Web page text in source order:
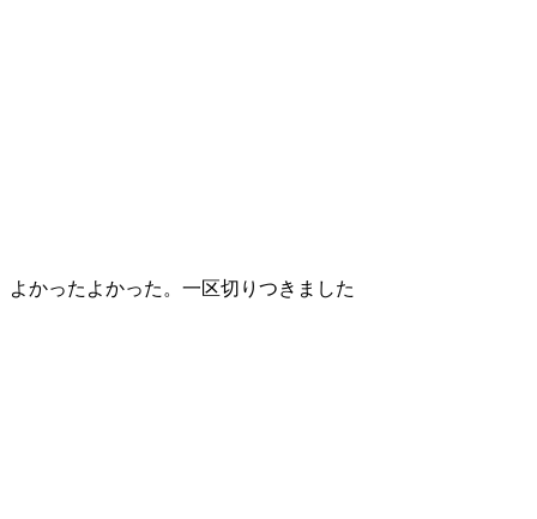
よかったよかった。一区切りつきました